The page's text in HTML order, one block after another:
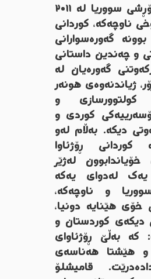
بەڵام لەپاش شۆڕشی سووریا لە ٢٠١١
ناوچەکە، کوردانی
گەورەسوارانی
و چەندین داستانی
گەورەیان لە
ژیاندنەوەی هونەر
و
کوردی و
دیکە. بەڵام لەو
ڕۆژئاوا
لەژێر
لەدوای یەکە
و ناوچەکە،
خۆی هێنایە دونیا،
دیکەی کوردستان و
بەڵێ ڕۆژئاوای
و هێشتا هەناسەی
قامیشلۆ